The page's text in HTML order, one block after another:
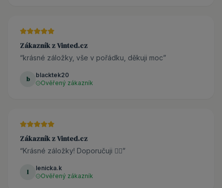
Zákazník z Vinted.cz
“krásné záložky, vše v pořádku, děkuji moc”
b
blacktek20
Ověřený zákazník
Zákazník z Vinted.cz
“Krásné záložky! Doporučuji 👌🏼”
l
lenicka.k
Ověřený zákazník